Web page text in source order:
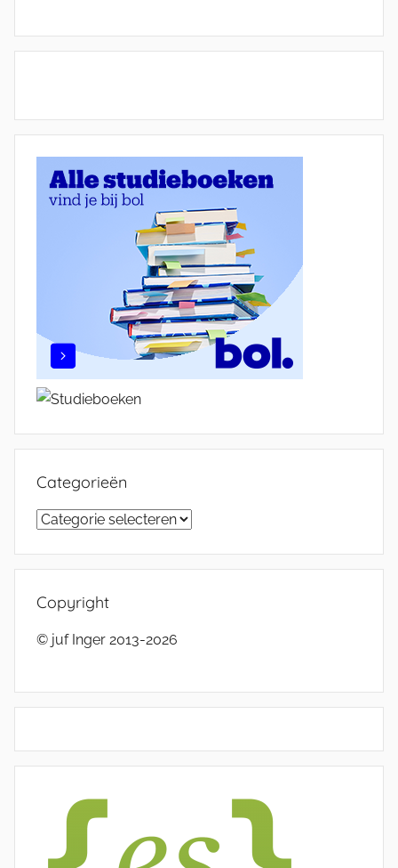
Categorieën
Categorieën
Copyright
© juf Inger 2013-2026